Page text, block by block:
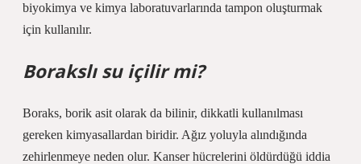
biyokimya ve kimya laboratuvarlarında tampon oluşturmak
için kullanılır.
Borakslı su içilir mi?
Boraks, borik asit olarak da bilinir, dikkatli kullanılması
gereken kimyasallardan biridir. Ağız yoluyla alındığında
zehirlenmeye neden olur. Kanser hücrelerini öldürdüğü iddia